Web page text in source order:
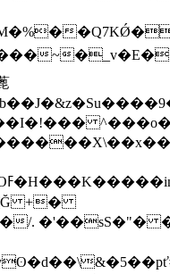
Ğ +�
/. �'��sS�"�